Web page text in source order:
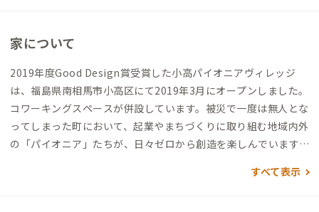
家について
2019年度Good Design賞受賞した小高パイオニアヴィレッジ
は、福島県南相馬市小高区にて2019年3月にオープンしました。
コワーキングスペースが併設しています。被災で一度は無人とな
ってしまった町において、起業やまちづくりに取り組む地域内外
の「パイオニア」たちが、日々ゼロから創造を楽しんでいます。
体験ができます（※要事前予約）。キッチンはコワーキングス
すべて表示